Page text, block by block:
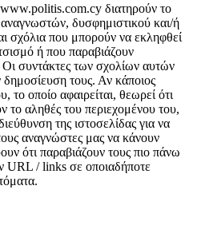
www.politis.com.cy διατηρούν το
δυσφημιστικού και/ή
σχόλια που μπορούν να εκληφθεί
ή που παραβιάζουν
συντάκτες των σχολίων αυτών
δημοσίευση τους. Αν κάποιος
το οποίο αφαιρείται, θεωρεί ότι
το αληθές του περιεχομένου του,
της ιστοσελίδας για να
αναγνώστες μας να κάνουν
ότι παραβιάζουν τους πιο πάνω
URL / links σε οποιαδήποτε